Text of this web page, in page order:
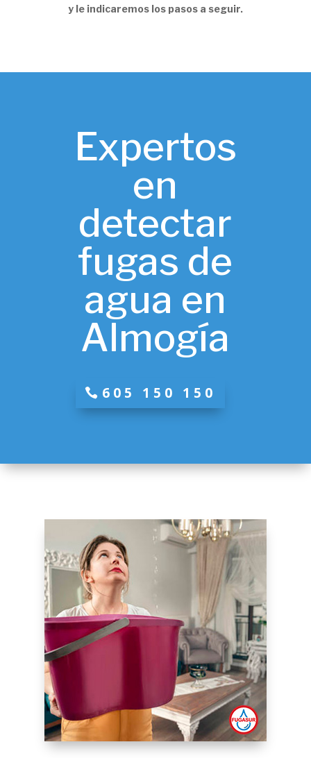
y le indicaremos los pasos a seguir.
Expertos
en
detectar
fugas de
agua en
Almogía
605 150 150